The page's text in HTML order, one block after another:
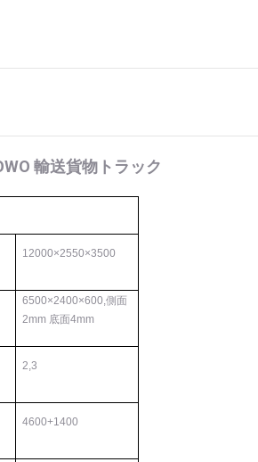
輸送貨物トラック
12000×2550×3500
6500×2400×600,側面
2mm 底面4mm
2,3
4600+1400